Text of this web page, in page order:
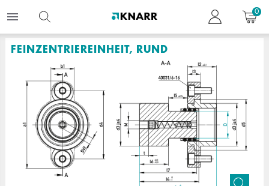
0
FEINZENTRIEREINHEIT, RUND